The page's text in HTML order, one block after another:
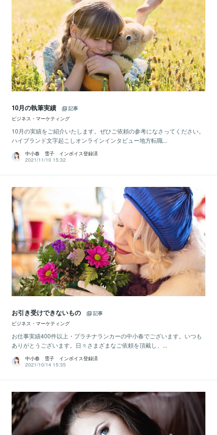
10月の執筆実績
記事
ビジネス・マーケティング
10月の実績をご紹介いたします。ぜひご依頼の参考になさってください。
ハイブランド文字起こしオンラインインタビュー地方転職...
中小春 雪子 インボイス登録済
2021/11/10 15:32
お引き受けできないもの
記事
ビジネス・マーケティング
お仕事実績400件以上・プラチナランカーの中小春でございます。いつも
ありがとうございます。日々さまざまなご依頼を頂戴し、...
中小春 雪子 インボイス登録済
2021/10/14 15:35